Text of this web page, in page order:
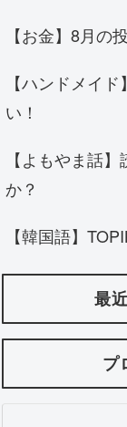
【お金】8月の
【ハンドメイ
い！
【よもやま話
か？
【韓国語】
最
プ